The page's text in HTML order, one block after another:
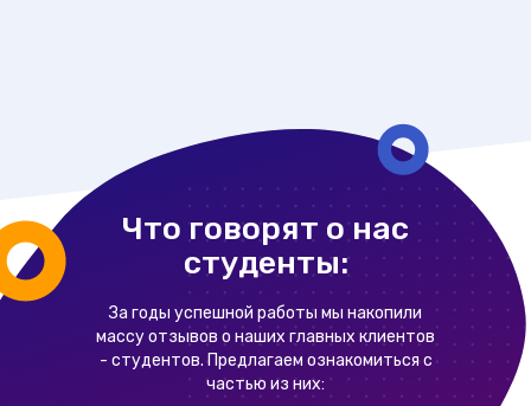
Что говорят о нас
студенты:
За годы успешной работы мы накопили
массу отзывов о наших главных клиентов
- студентов. Предлагаем ознакомиться с
частью из них: